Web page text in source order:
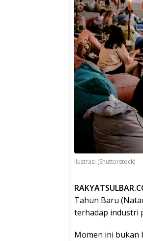
Ilustrasi (Shutterstock)
Tahun Baru
terhadap industri
Momen ini bukan